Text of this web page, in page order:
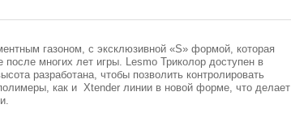
газоном, с эксклюзивной «S» формой, которая
после многих лет игры. Lesmo Триколор доступен в
разработана, чтобы позволить контролировать
как и Xtender линии в новой форме, что делает